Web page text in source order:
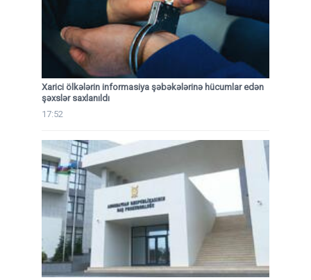
Xarici ölkələrin informasiya şəbəkələrinə hücumlar edən
şəxslər saxlanıldı
17:52